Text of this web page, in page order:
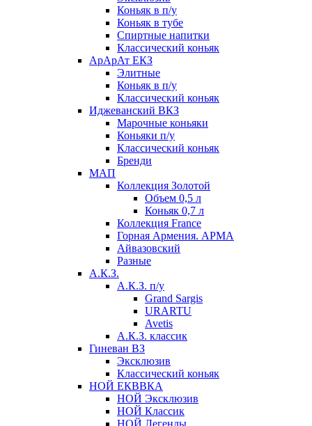
Коньяк в п/у
Коньяк в тубе
Спиртные напитки
Классический коньяк
АрАрАт ЕКЗ
Элитные
Коньяк в п/у
Классический коньяк
Иджеванский ВКЗ
Марочные коньяки
Коньяки п/у
Классический коньяк
Бренди
МАП
Коллекция Золотой
Объем 0,5 л
Коньяк 0,7 л
Коллекция France
Горная Армения. АРМА
Айвазовский
Разные
А.К.З.
А.К.З. п/у
Grand Sargis
URARTU
Avetis
А.К.З. классик
Гиневан ВЗ
Эксклюзив
Классический коньяк
НОЙ ЕКВВКА
НОЙ Эксклюзив
НОЙ Классик
НОЙ Легенды